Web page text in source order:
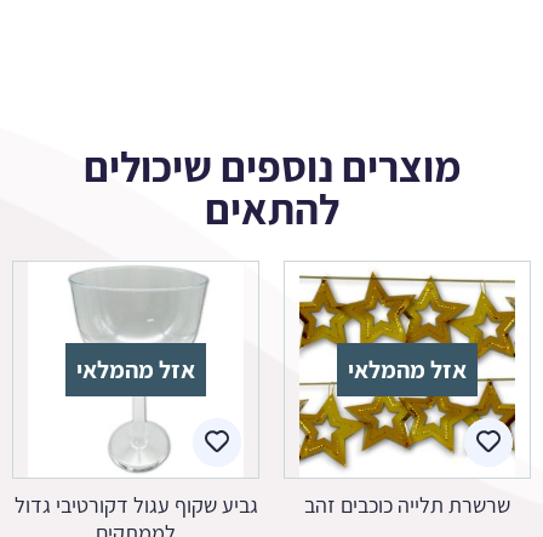
מוצרים נוספים שיכולים
להתאים
אזל מהמלאי
שרשרת תלייה כוכבים זהב
אזל מהמלאי
גביע שקוף עגול דקורטיבי גדול